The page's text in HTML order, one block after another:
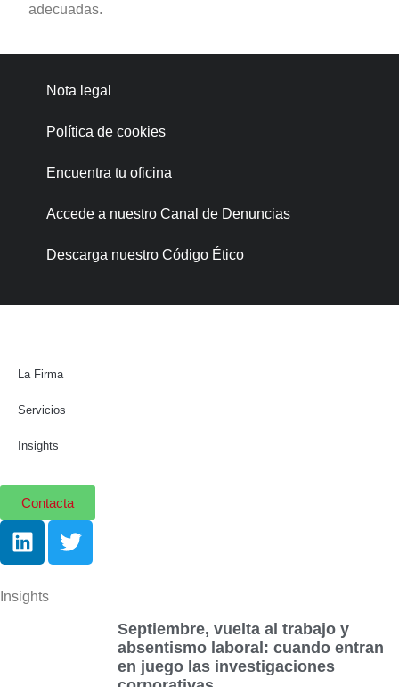
adecuadas.
Nota legal
Política de cookies
Encuentra tu oficina
Accede a nuestro Canal de Denuncias
Descarga nuestro Código Ético
La Firma
Servicios
Insights
Contacta
Insights
Septiembre, vuelta al trabajo y
absentismo laboral: cuando entran
en juego las investigaciones